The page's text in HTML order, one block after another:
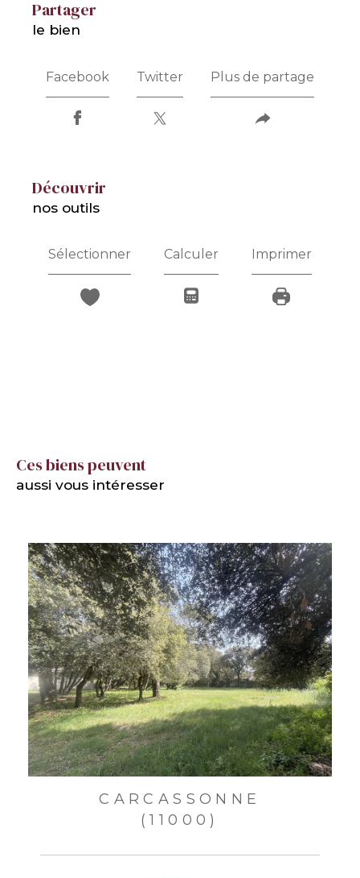
partager
le bien
Facebook Twitter Plus de partage
découvrir
nos outils
Sélectionner Calculer Imprimer
Ces biens peuvent
aussi vous intéresser
CARCASSONNE
(11000)